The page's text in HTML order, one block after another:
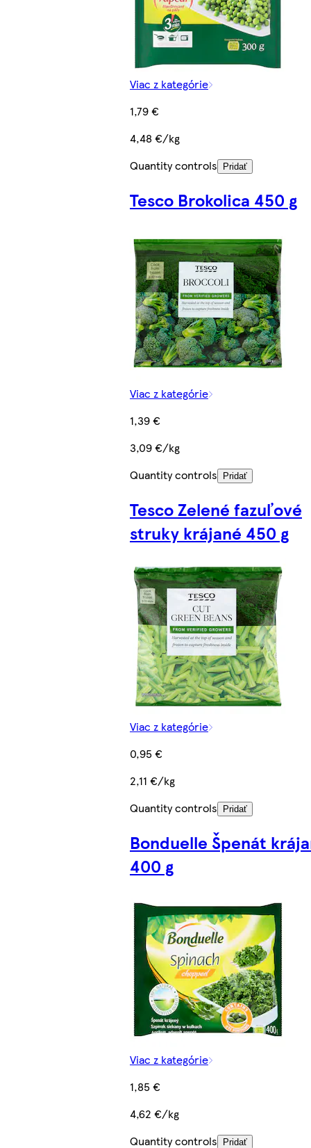
Viac z kategórie
1,79 €
4,48 €/kg
Quantity controls
Pridať
Tesco Brokolica 450 g
Viac z kategórie
1,39 €
3,09 €/kg
Quantity controls
Pridať
Tesco Zelené fazuľové
struky krájané 450 g
Viac z kategórie
0,95 €
2,11 €/kg
Quantity controls
Pridať
Bonduelle Špenát
400 g
Viac z kategórie
1,85 €
4,62 €/kg
Quantity controls
Pridať